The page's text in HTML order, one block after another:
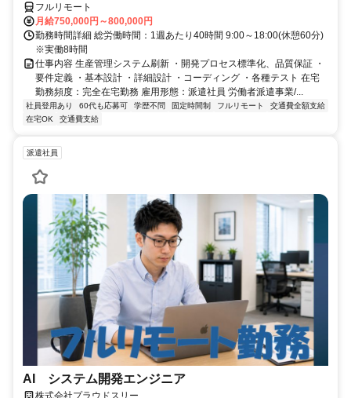
フルリモート
月給750,000円～800,000円
勤務時間詳細 総労働時間：1週あたり40時間 9:00～18:00(休憩60分)
※実働8時間
仕事内容 生産管理システム刷新 ・開発プロセス標準化、品質保証 ・
要件定義 ・基本設計 ・詳細設計 ・コーディング ・各種テスト 在宅
勤務頻度：完全在宅勤務 雇用形態：派遣社員 労働者派遣事業/...
社員登用あり 60代も応募可 学歴不問 固定時間制 フルリモート
交通費全額支給
在宅OK
交通費支給
派遣社員
AI システム開発エンジニア
株式会社プラウドスリー